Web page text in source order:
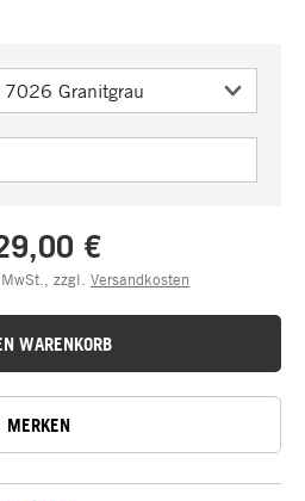
€
zzgl. Versandkosten
WARENKORB
MERKEN